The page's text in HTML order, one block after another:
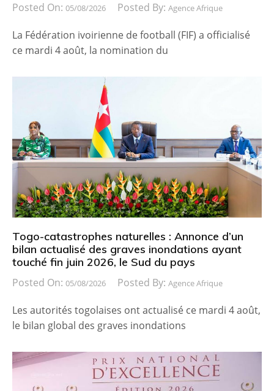
Posted On: 05/08/2026 Posted By: Agence Afrique
La Fédération ivoirienne de football (FIF) a officialisé
ce mardi 4 août, la nomination du
Togo-catastrophes naturelles : Annonce d’un
bilan actualisé des graves inondations ayant
touché fin juin 2026, le Sud du pays
Posted On: 05/08/2026 Posted By: Agence Afrique
Les autorités togolaises ont actualisé ce mardi 4 août,
le bilan global des graves inondations